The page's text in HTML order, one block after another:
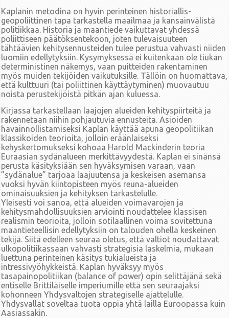
Kaplanin metodina on hyvin perinteinen historiallis-
geopoliittinen tapa tarkastella maailmaa ja kansainvälistä
politiikkaa. Historia ja maantiede vaikuttavat yhdessä
poliittiseen päätöksentekoon, joten tulevaisuuteen
tähtäävien kehitysennusteiden tulee perustua vahvasti niiden
luomiin edellytyksiin. Kysymyksessä ei kuitenkaan ole tiukan
deterministinen näkemys, vaan puitteiden rakentaminen
myös muiden tekijöiden vaikutuksille. Tällöin on huomattava,
että kulttuuri (tai poliittinen käyttäytyminen) muovautuu
noista perustekijöistä pitkän ajan kuluessa.
Kirjassa tarkastellaan laajojen alueiden kehityspiirteitä ja
rakennetaan niihin pohjautuvia ennusteita. Asioiden
havainnollistamiseksi Kaplan käyttää apuna geopolitiikan
klassikoiden teorioita, jolloin eräänlaiseksi
kehyskertomukseksi kohoaa Harold Mackinderin teoria
Euraasian sydänalueen merkittävyydestä. Kaplan ei sinänsä
perusta käsityksiään sen hyväksymisen varaan, vaan
”sydänalue” tarjoaa laajuutensa ja keskeisen asemansa
vuoksi hyvän kiintopisteen myös reuna-alueiden
ominaisuuksien ja kehityksen tarkastelulle.
Yleisesti voi sanoa, että alueiden voimavarojen ja
kehitysmahdollisuuksien arviointi noudattelee klassisen
realismin teorioita, jolloin sotilaallinen voima sovitettuna
maantieteellisin edellytyksiin on talouden ohella keskeinen
tekijä. Siitä edelleen seuraa oletus, että valtiot noudattavat
ulkopolitiikassaan vahvasti strategisia laskelmia, mukaan
luettuna perinteinen käsitys tukialueista ja
intressivyöhykkeistä. Kaplan hyväksyy myös
tasapainopolitiikan (balance of power) opin selittäjänä sekä
entiselle Brittiläiselle imperiumille että sen seuraajaksi
kohonneen Yhdysvaltojen strategiselle ajattelulle.
Yhdysvallat soveltaa tuota oppia yhtä lailla Euroopassa kuin
Aasiassakin.